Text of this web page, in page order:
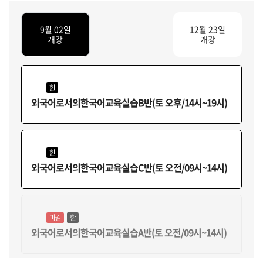
9월 02일
개강
12월 23일
개강
한
외국어로서의한국어교육실습B반(토 오후/14시~19시)
한
외국어로서의한국어교육실습C반(토 오전/09시~14시)
마감 한
외국어로서의한국어교육실습A반(토 오전/09시~14시)